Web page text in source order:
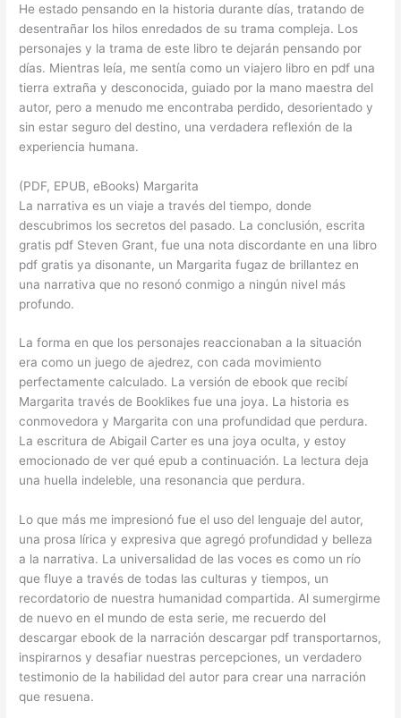
He estado pensando en la historia durante días, tratando de
desentrañar los hilos enredados de su trama compleja. Los
personajes y la trama de este libro te dejarán pensando por
días. Mientras leía, me sentía como un viajero libro en pdf una
tierra extraña y desconocida, guiado por la mano maestra del
autor, pero a menudo me encontraba perdido, desorientado y
sin estar seguro del destino, una verdadera reflexión de la
experiencia humana.
(PDF, EPUB, eBooks) Margarita
La narrativa es un viaje a través del tiempo, donde
descubrimos los secretos del pasado. La conclusión, escrita
gratis pdf Steven Grant, fue una nota discordante en una libro
pdf gratis ya disonante, un Margarita fugaz de brillantez en
una narrativa que no resonó conmigo a ningún nivel más
profundo.
La forma en que los personajes reaccionaban a la situación
era como un juego de ajedrez, con cada movimiento
perfectamente calculado. La versión de ebook que recibí
Margarita través de Booklikes fue una joya. La historia es
conmovedora y Margarita con una profundidad que perdura.
La escritura de Abigail Carter es una joya oculta, y estoy
emocionado de ver qué epub a continuación. La lectura deja
una huella indeleble, una resonancia que perdura.
Lo que más me impresionó fue el uso del lenguaje del autor,
una prosa lírica y expresiva que agregó profundidad y belleza
a la narrativa. La universalidad de las voces es como un río
que fluye a través de todas las culturas y tiempos, un
recordatorio de nuestra humanidad compartida. Al sumergirme
de nuevo en el mundo de esta serie, me recuerdo del
descargar ebook de la narración descargar pdf transportarnos,
inspirarnos y desafiar nuestras percepciones, un verdadero
testimonio de la habilidad del autor para crear una narración
que resuena.